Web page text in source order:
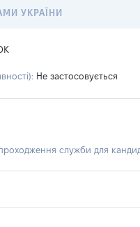
УКРАЇНИ
Не застосовується
служби для